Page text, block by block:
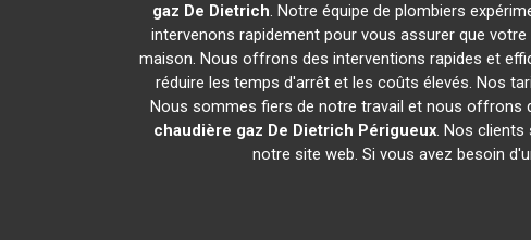
gaz De Dietrich. Notre équipe de plombiers
intervenons rapidement pour vous assurer que
maison. Nous offrons des interventions rapides et
réduire les temps d'arrêt et les coûts élevés. Nos
Nous sommes fiers de notre travail et nous offrons
chaudière gaz De Dietrich Périgueux. Nos clients
notre site web. Si vous avez besoin